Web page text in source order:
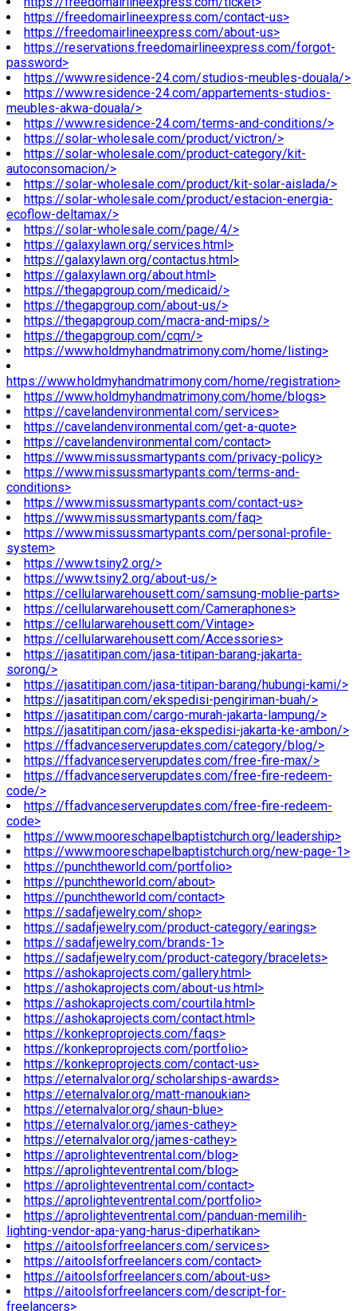
https://freedomairlineexpress.com/contact-us>
https://freedomairlineexpress.com/about-us>
https://reservations.freedomairlineexpress.com/forgot-
password>
https://www.residence-24.com/studios-meubles-douala/>
https://www.residence-24.com/appartements-studios-
meubles-akwa-douala/>
https://www.residence-24.com/terms-and-conditions/>
https://solar-wholesale.com/product/victron/>
https://solar-wholesale.com/product-category/kit-
autoconsomacion/>
https://solar-wholesale.com/product/kit-solar-aislada/>
https://solar-wholesale.com/product/estacion-energia-
ecoflow-deltamax/>
https://solar-wholesale.com/page/4/>
https://galaxylawn.org/services.html>
https://galaxylawn.org/contactus.html>
https://galaxylawn.org/about.html>
https://thegapgroup.com/medicaid/>
https://thegapgroup.com/about-us/>
https://thegapgroup.com/macra-and-mips/>
https://thegapgroup.com/cqm/>
https://www.holdmyhandmatrimony.com/home/listing>
https://www.holdmyhandmatrimony.com/home/registration>
https://www.holdmyhandmatrimony.com/home/blogs>
https://cavelandenvironmental.com/services>
https://cavelandenvironmental.com/get-a-quote>
https://cavelandenvironmental.com/contact>
https://www.missussmartypants.com/privacy-policy>
https://www.missussmartypants.com/terms-and-
conditions>
https://www.missussmartypants.com/contact-us>
https://www.missussmartypants.com/faq>
https://www.missussmartypants.com/personal-profile-
system>
https://www.tsiny2.org/>
https://www.tsiny2.org/about-us/>
https://cellularwarehousett.com/samsung-moblie-parts>
https://cellularwarehousett.com/Cameraphones>
https://cellularwarehousett.com/Vintage>
https://cellularwarehousett.com/Accessories>
https://jasatitipan.com/jasa-titipan-barang-jakarta-
sorong/>
https://jasatitipan.com/jasa-titipan-barang/hubungi-kami/>
https://jasatitipan.com/ekspedisi-pengiriman-buah/>
https://jasatitipan.com/cargo-murah-jakarta-lampung/>
https://jasatitipan.com/jasa-ekspedisi-jakarta-ke-ambon/>
https://ffadvanceserverupdates.com/category/blog/>
https://ffadvanceserverupdates.com/free-fire-max/>
https://ffadvanceserverupdates.com/free-fire-redeem-
code/>
https://ffadvanceserverupdates.com/free-fire-redeem-
code>
https://www.mooreschapelbaptistchurch.org/leadership>
https://www.mooreschapelbaptistchurch.org/new-page-1>
https://punchtheworld.com/portfolio>
https://punchtheworld.com/about>
https://punchtheworld.com/contact>
https://sadafjewelry.com/shop>
https://sadafjewelry.com/product-category/earings>
https://sadafjewelry.com/brands-1>
https://sadafjewelry.com/product-category/bracelets>
https://ashokaprojects.com/gallery.html>
https://ashokaprojects.com/about-us.html>
https://ashokaprojects.com/courtila.html>
https://ashokaprojects.com/contact.html>
https://konkeproprojects.com/faqs>
https://konkeproprojects.com/portfolio>
https://konkeproprojects.com/contact-us>
https://eternalvalor.org/scholarships-awards>
https://eternalvalor.org/matt-manoukian>
https://eternalvalor.org/shaun-blue>
https://eternalvalor.org/james-cathey>
https://eternalvalor.org/james-cathey>
https://aprolighteventrental.com/blog>
https://aprolighteventrental.com/blog>
https://aprolighteventrental.com/contact>
https://aprolighteventrental.com/portfolio>
https://aprolighteventrental.com/panduan-memilih-
lighting-vendor-apa-yang-harus-diperhatikan>
https://aitoolsforfreelancers.com/services>
https://aitoolsforfreelancers.com/contact>
https://aitoolsforfreelancers.com/about-us>
https://aitoolsforfreelancers.com/descript-for-
freelancers>